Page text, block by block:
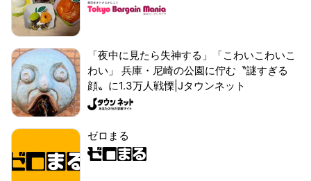
「夜中に見たら失神する」「こわいこわいこ
わい」 兵庫・尼崎の公園に佇む〝謎すぎる
顔〟に1.3万人戦慄|Jタウンネット
ゼロまる